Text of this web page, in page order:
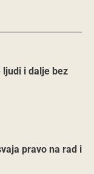
ljudi i dalje bez
pravo na rad i